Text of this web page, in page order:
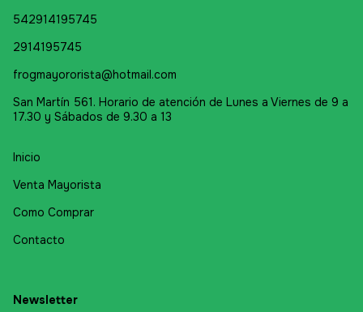
542914195745
2914195745
frogmayororista@hotmail.com
San Martín 561. Horario de atención de Lunes a Viernes de 9 a
17.30 y Sábados de 9.30 a 13
Inicio
Venta Mayorista
Como Comprar
Contacto
Newsletter